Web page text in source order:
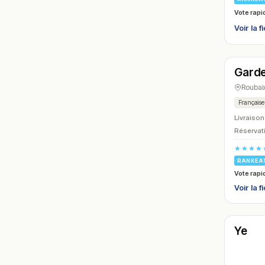
Vote
Voir la
N° 24
Ouvert
Française
Livraison
Vote
Voir la
N° 27
Fermé
Ye